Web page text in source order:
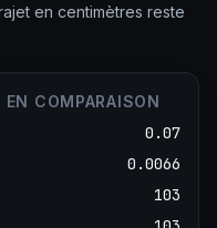
en centimètres reste
COMPARAISON
0.07
0.0066
103